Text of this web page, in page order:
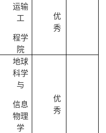
运输
工
程学
院
优
秀
地球
科学
与
信息
物理
学
优
秀